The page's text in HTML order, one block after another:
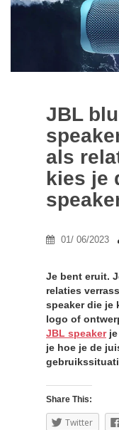
JBL
als
kies je
01/ 06/2023
Je bent eruit.
relaties
speaker die je
logo of
JBL speakerje
je hoe je de
Share This:
Twitter